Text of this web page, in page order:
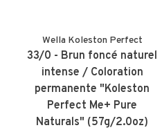
Wella Koleston Perfect
33/0 - Brun foncé naturel
intense / Coloration
permanente "Koleston
Perfect Me+ Pure
Naturals" (57g/2.0oz)